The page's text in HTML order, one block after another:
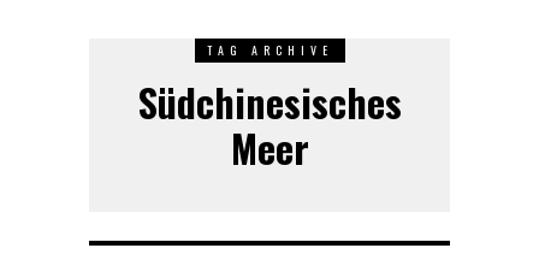
TAG ARCHIVE
Südchinesisches
Meer